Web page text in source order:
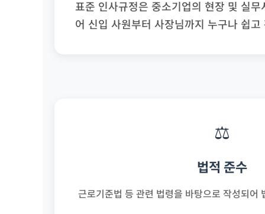
표준 인사규정은 중소기업의 현장 및 실
어 신입 사원부터 사장님까지 누구나 쉽
⚖️
법적 준수
근로기준법 등 관련 법령을 바탕으로 작성되어